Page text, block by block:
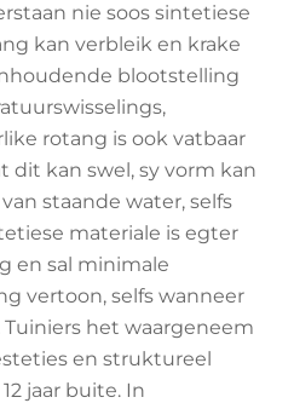
nie soos sintetiese
kan verbleik en krake
blootstelling
rotang is ook vatbaar
dit kan swel, sy vorm kan
staande water, selfs
materiale is egter
en sal minimale
vertoon, selfs wanneer
het waargeneem
en struktureel
jaar buite. In